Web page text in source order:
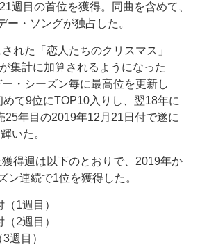
週目の首位を獲得。同曲を含めて、
ー・ソングが独占した。
れた「恋人たちのクリスマス」
集計に加算されるようになった
・シーズン毎に最高位を更新し
て9位にTOP10入りし、翌18年に
25年目の2019年12月21日付で遂に
いた。
得週は以下のとおりで、2019年か
ン連続で1位を獲得した。
1週目）
2週目）
週目）